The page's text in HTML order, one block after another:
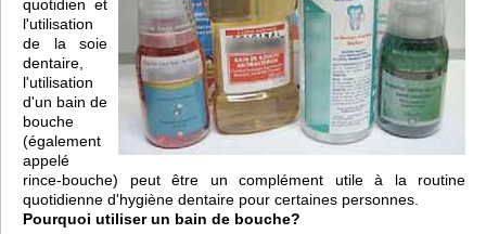
quotidien et
l'utilisation
de la soie
dentaire,
l'utilisation
d'un bain de
bouche
(également
appelé
rince-bouche) peut être un complément utile à la routine
quotidienne d'hygiène dentaire pour certaines personnes.
Pourquoi utiliser un bain de bouche?